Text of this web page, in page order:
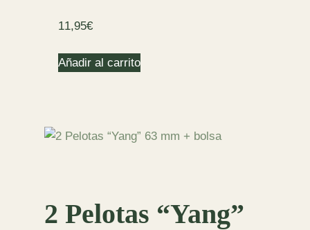
11,95€
Añadir al carrito
2 Pelotas “Yang”